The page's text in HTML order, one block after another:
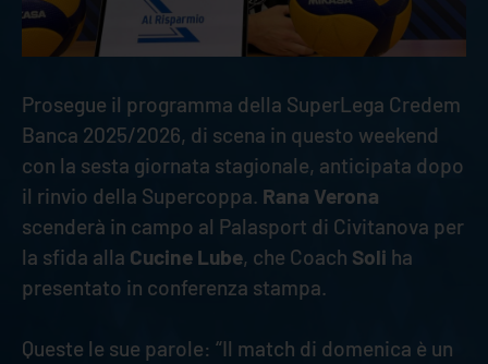
Prosegue il programma della SuperLega Credem
Banca 2025/2026, di scena in questo weekend
con la sesta giornata stagionale, anticipata dopo
il rinvio della Supercoppa. Rana Verona
scenderà in campo al Palasport di Civitanova per
la sfida alla Cucine Lube, che Coach Soli ha
presentato in conferenza stampa.
Queste le sue parole: “Il match di domenica è un